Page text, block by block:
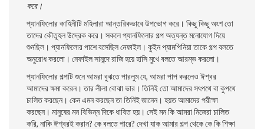
করে।
প্যানফিলাের কাহিনীটি মহিলারা আন্তরিকভাবে উপভােগ করে। কিছু কিছু অংশ তাে
তাদের কৌতূহল উদ্রেক করে। সকলে প্যানফিলাের গল্প অত্যন্ত মনােযােগ দিয়ে
শুনছিল। প্যানফিলাের পাশে বসেছিল নেফাইল। কুইন প্যামপিনিয়া তাকে গল্প বলতে
অনুরােধ করলাে। নেফাইল সানন্দে রাজি হয়ে হাসি মুখে বলতে আরম্ভ করলাে।
প্যানফিলাের গল্পটি শুনে আমরা বুঝতে পারলুম যে, আমরা পাপ করলেও ঈশ্বর
আমাদের ক্ষমা করেন। তার লীলা বােঝা ভার। তিনিই তাে আমাদের সৎপথে বা কুপথে
চালিত করছেন। কেন এমন করছেন তা তিনিই জানেন। হয়ত আমাদের পরীক্ষা
করছেন। মানুষের মন বিভিন্ন দিকে ধাবিত হয়। সেই মন কি আমরা নিজেরা চালিত
করি, নাকি ঈশ্বরই করান? কে বলতে পারে? দেখা যাক আমার গল্প থেকে কে কি শিক্ষা